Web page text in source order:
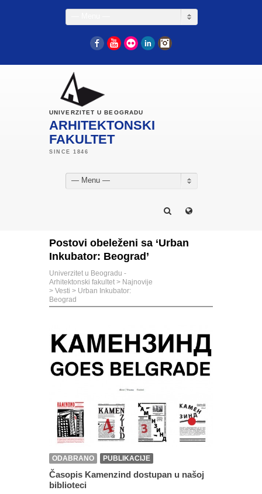
FacebookYouTube
Flickr LinkedIn
UNIVERZITET U BEOGRADU
ARHITEKTONSKI
FAKULTET
— Menu —
Postovi obeleženi sa ‘Urban
Inkubator: Beograd’
Univerzitet u Beogradu -
Arhitektonski fakultet > Najnovije
> Vesti > Urban Inkubator:
Beograd
ODABRANO PUBLIKACIJE
Časopis Kamenzind dostupan u našoj
biblioteci